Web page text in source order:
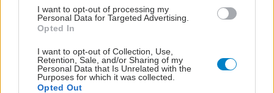
I want to opt-out of processing my
Personal Data for Targeted Advertising.
Opted In
I want to opt-out of Collection, Use,
Retention, Sale, and/or Sharing of my
Personal Data that Is Unrelated with the
Purposes for which it was collected.
Opted Out